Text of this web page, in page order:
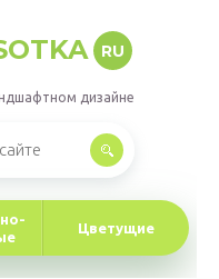
RU
дизайне
Цветущие